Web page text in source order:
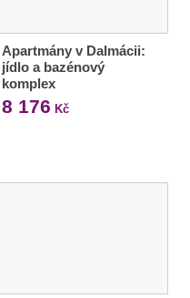
Apartmány v Dalmácii:
jídlo a bazénový
komplex
8 176 Kč